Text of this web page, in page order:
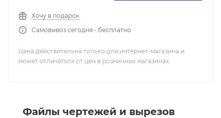
Хочу в подарок
Самовывоз сегодня - бесплатно
Цена действительна только для интернет-магазина и
может отличаться от цен в розничных магазинах
Файлы чертежей и вырезов